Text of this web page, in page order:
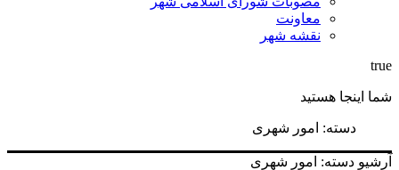
معاونت
نقشه شهر
true
شما اینجا هستید
دسته: امور شهری
آرشیو دسته: امور شهری